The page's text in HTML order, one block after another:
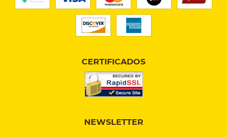
CERTIFICADOS
NEWSLETTER